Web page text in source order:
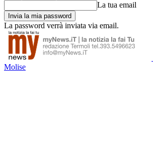
La tua email
La password verrà inviata via email.
Molise